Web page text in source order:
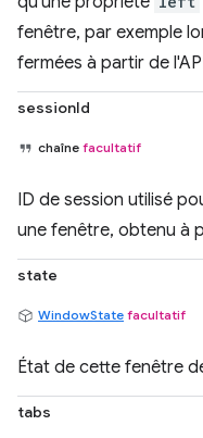
fenêtre, par exemple
fermées à partir de
sessionId
chaîne facultatif
ID de session utilisé
une fenêtre, obtenu à
state
WindowState facultatif
État de cette fenêtre
tabs